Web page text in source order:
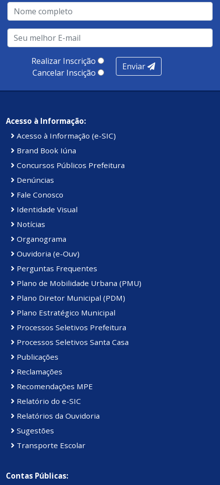
Realizar Inscrição
Cancelar Inscição
Enviar
Acesso à Informação:
Acesso à Informação (e-SIC)
Brand Book Iúna
Concursos Públicos Prefeitura
Denúncias
Fale Conosco
Identidade Visual
Notícias
Organograma
Ouvidoria (e-Ouv)
Perguntas Frequentes
Plano de Mobilidade Urbana (PMU)
Plano Diretor Municipal (PDM)
Plano Estratégico Municipal
Processos Seletivos Prefeitura
Processos Seletivos Santa Casa
Publicações
Reclamações
Recomendações MPE
Relatório do e-SIC
Relatórios da Ouvidoria
Sugestões
Transporte Escolar
Contas Públicas: